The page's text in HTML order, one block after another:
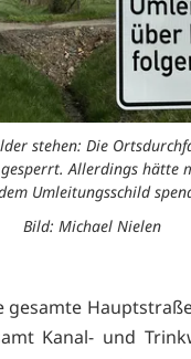
stehen: Die
Allerdings hätte
Umleitungsschild
Bild: Michael Nielen
Kanal- und